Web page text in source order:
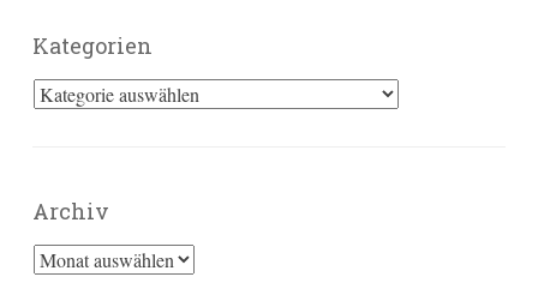
Kategorien
Kategorien
Archiv
Archiv